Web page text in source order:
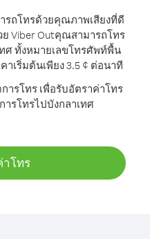
ถโทรด้วยคุณภาพเสียงที่ดี
Viber Outคุณสามารถโทร
ศ ทั้งหมายเลขโทรศัพท์พื้น
เริ่มต้นเพียง 3.5 ¢ ต่อนาที
ารโทร เพื่อรับอัตราค่าโทร
รโทรไปบังกลาเทศ
โทร